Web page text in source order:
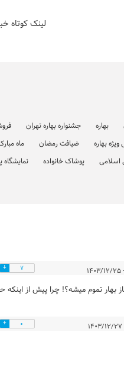
لینک کوتاه
بهاره جشنواره بهاره تهران
بهاره ضیافت رمضان ماه
اسلامی پوشاک خانواده
7
تموم میشه؟! چرا پیش از اینکه
0